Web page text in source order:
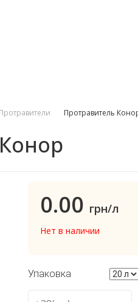
Протравители Протравитель
0.00 грн/л
Нет в наличии
Упаковка